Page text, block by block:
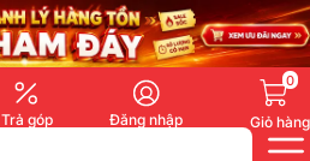
Trả góp Đăng nhập
0
Giỏ hàng